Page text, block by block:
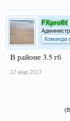
FXprofit
Команда
В районе 3.5 гб
17 мар 2017